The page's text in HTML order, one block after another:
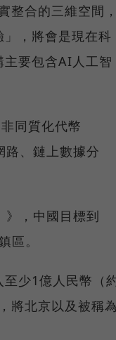
整合的三維空間，
，將會是現在科
要包含AI人工智
同質化代幣
路、鏈上數據分
，中國目標到
區。
少1億人民幣（
將北京以及被稱為